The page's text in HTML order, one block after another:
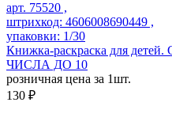
арт. 75520 ,
штрихкод: 4606008690449 ,
упаковки: 1/30
Книжка-раскраска для
ЧИСЛА ДО 10
розничная цена за 1шт.
130 ₽